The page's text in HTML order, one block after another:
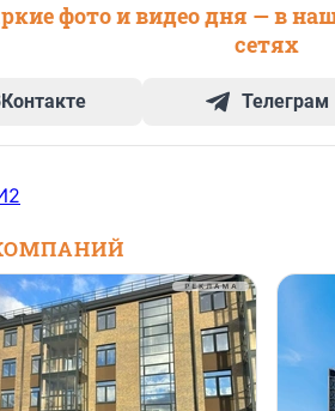
фото и видео дня — в
сетях
Телеграм